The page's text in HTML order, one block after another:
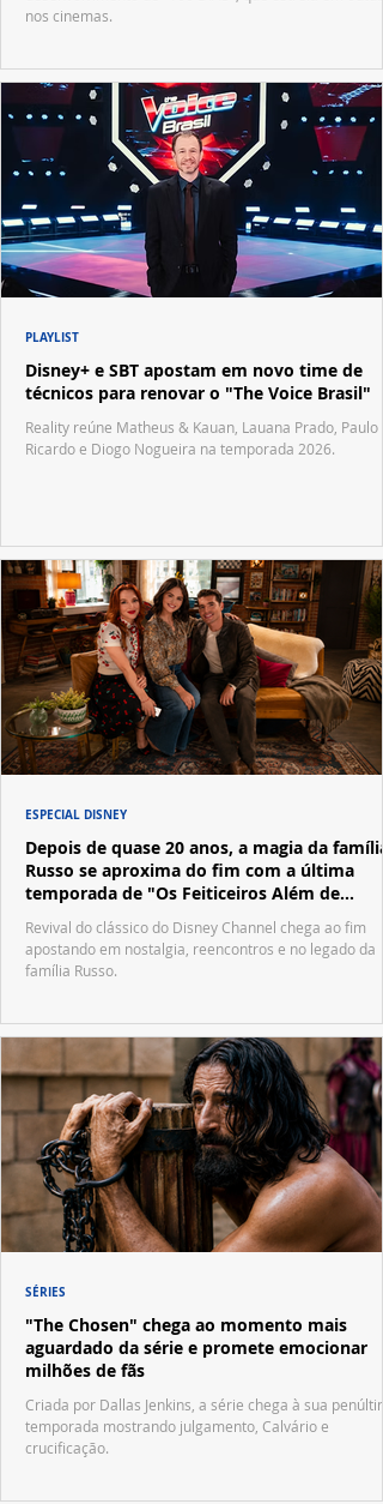
nos cinemas.
Disney+ e SBT apostam em novo time de
técnicos para renovar o "The Voice Brasil"
Reality reúne Matheus & Kauan, Lauana Prado, Paulo
Ricardo e Diogo Nogueira na temporada 2026.
PLAYLIST
Depois de quase 20 anos, a magia da família
Russo se aproxima do fim com a última
temporada de "Os Feiticeiros Além de
Waverly Place"
Revival do clássico do Disney Channel chega ao fim
apostando em nostalgia, reencontros e no legado da
família Russo.
ESPECIAL DISNEY
"The Chosen" chega ao momento mais
aguardado da série e promete emocionar
milhões de fãs
Criada por Dallas Jenkins, a série chega à sua
temporada mostrando julgamento, Calvário e
crucificação.
SÉRIES